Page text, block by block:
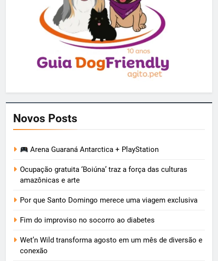
Novos Posts
Arena Guaraná Antarctica + PlayStation
Ocupação gratuita ‘Boiúna’ traz a força das culturas
amazônicas e arte
Por que Santo Domingo merece uma viagem exclusiva
Fim do improviso no socorro ao diabetes
Wet’n Wild transforma agosto em um mês de diversão e
conexão